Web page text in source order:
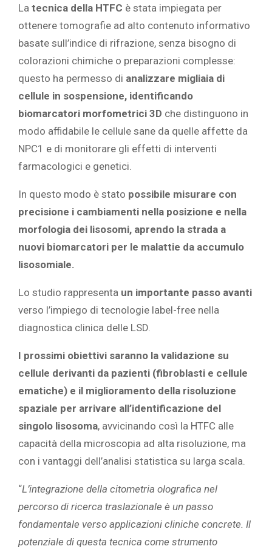
La tecnica della HTFC è stata impiegata per
ottenere tomografie ad alto contenuto informativo
basate sull’indice di rifrazione, senza bisogno di
colorazioni chimiche o preparazioni complesse:
questo ha permesso di analizzare migliaia di
cellule in sospensione, identificando
biomarcatori morfometrici 3D che distinguono in
modo affidabile le cellule sane da quelle affette da
NPC1 e di monitorare gli effetti di interventi
farmacologici e genetici.
In questo modo è stato possibile misurare con
precisione i cambiamenti nella posizione e nella
morfologia dei lisosomi, aprendo la strada a
nuovi biomarcatori per le malattie da accumulo
lisosomiale.
Lo studio rappresenta un importante passo avanti
verso l’impiego di tecnologie label-free nella
diagnostica clinica delle LSD.
I prossimi obiettivi saranno la validazione su
cellule derivanti da pazienti (fibroblasti e cellule
ematiche) e il miglioramento della risoluzione
spaziale per arrivare all’identificazione del
singolo lisosoma, avvicinando così la HTFC alle
capacità della microscopia ad alta risoluzione, ma
con i vantaggi dell’analisi statistica su larga scala.
“L’integrazione della citometria olografica nel
percorso di ricerca traslazionale è un passo
fondamentale verso applicazioni cliniche concrete. Il
potenziale di questa tecnica come strumento